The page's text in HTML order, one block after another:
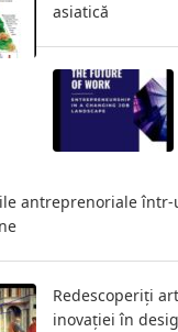
asiatică
antreprenoriale într-
Redescoperiți
inovației în